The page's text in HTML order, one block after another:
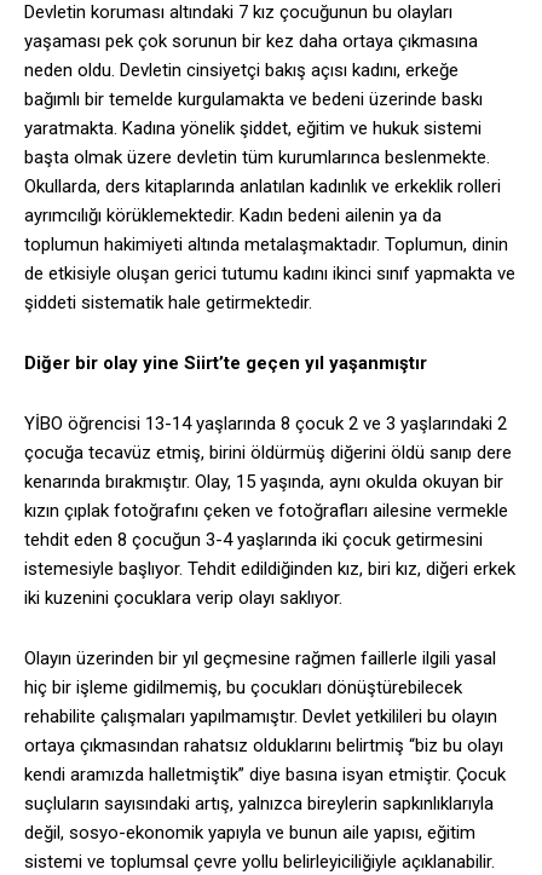
Devletin koruması altındaki 7 kız çocuğunun bu olayları
yaşaması pek çok sorunun bir kez daha ortaya çıkmasına
neden oldu. Devletin cinsiyetçi bakış açısı kadını, erkeğe
bağımlı bir temelde kurgulamakta ve bedeni üzerinde baskı
yaratmakta. Kadına yönelik şiddet, eğitim ve hukuk sistemi
başta olmak üzere devletin tüm kurumlarınca beslenmekte.
Okullarda, ders kitaplarında anlatılan kadınlık ve erkeklik rolleri
ayrımcılığı körüklemektedir. Kadın bedeni ailenin ya da
toplumun hakimiyeti altında metalaşmaktadır. Toplumun, dinin
de etkisiyle oluşan gerici tutumu kadını ikinci sınıf yapmakta ve
şiddeti sistematik hale getirmektedir.
Diğer bir olay yine Siirt’te geçen yıl yaşanmıştır
YİBO öğrencisi 13-14 yaşlarında 8 çocuk 2 ve 3 yaşlarındaki 2
çocuğa tecavüz etmiş, birini öldürmüş diğerini öldü sanıp dere
kenarında bırakmıştır. Olay, 15 yaşında, aynı okulda okuyan bir
kızın çıplak fotoğrafını çeken ve fotoğrafları ailesine vermekle
tehdit eden 8 çocuğun 3-4 yaşlarında iki çocuk getirmesini
istemesiyle başlıyor. Tehdit edildiğinden kız, biri kız, diğeri erkek
iki kuzenini çocuklara verip olayı saklıyor.
Olayın üzerinden bir yıl geçmesine rağmen faillerle ilgili yasal
hiç bir işleme gidilmemiş, bu çocukları dönüştürebilecek
rehabilite çalışmaları yapılmamıştır. Devlet yetkilileri bu olayın
ortaya çıkmasından rahatsız olduklarını belirtmiş “biz bu olayı
kendi aramızda halletmiştik” diye basına isyan etmiştir. Çocuk
suçluların sayısındaki artış, yalnızca bireylerin sapkınlıklarıyla
değil, sosyo-ekonomik yapıyla ve bunun aile yapısı, eğitim
sistemi ve toplumsal çevre yollu belirleyiciliğiyle açıklanabilir.